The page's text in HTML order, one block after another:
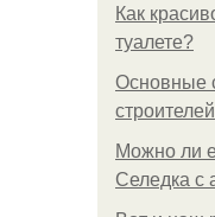
Как
туалете?
Основные
строителей
Можно ли
Селедка с